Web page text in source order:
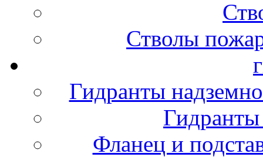
Стволы
Гидранты
Фланец и